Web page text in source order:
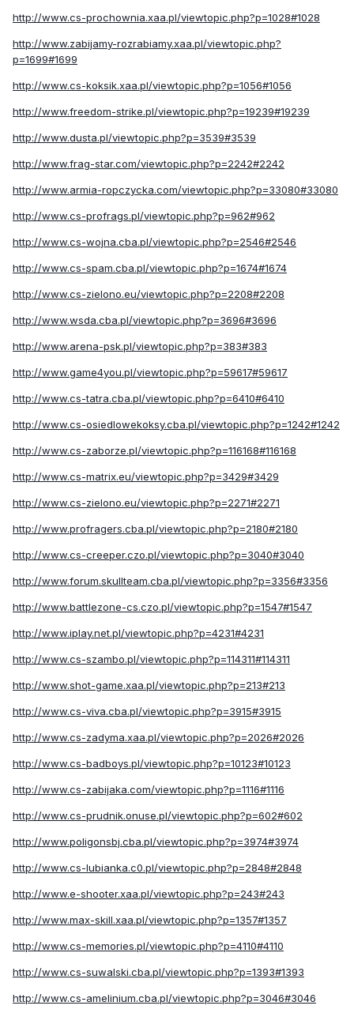
http://www.cs-prochownia.xaa.pl/viewtopic.php?p=1028#1028
http://www.zabijamy-rozrabiamy.xaa.pl/viewtopic.php?
p=1699#1699
http://www.cs-koksik.xaa.pl/viewtopic.php?p=1056#1056
http://www.freedom-strike.pl/viewtopic.php?p=19239#19239
http://www.dusta.pl/viewtopic.php?p=3539#3539
http://www.frag-star.com/viewtopic.php?p=2242#2242
http://www.armia-ropczycka.com/viewtopic.php?p=33080#33080
http://www.cs-profrags.pl/viewtopic.php?p=962#962
http://www.cs-wojna.cba.pl/viewtopic.php?p=2546#2546
http://www.cs-spam.cba.pl/viewtopic.php?p=1674#1674
http://www.cs-zielono.eu/viewtopic.php?p=2208#2208
http://www.wsda.cba.pl/viewtopic.php?p=3696#3696
http://www.arena-psk.pl/viewtopic.php?p=383#383
http://www.game4you.pl/viewtopic.php?p=59617#59617
http://www.cs-tatra.cba.pl/viewtopic.php?p=6410#6410
http://www.cs-osiedlowekoksy.cba.pl/viewtopic.php?p=1242#1242
http://www.cs-zaborze.pl/viewtopic.php?p=116168#116168
http://www.cs-matrix.eu/viewtopic.php?p=3429#3429
http://www.cs-zielono.eu/viewtopic.php?p=2271#2271
http://www.profragers.cba.pl/viewtopic.php?p=2180#2180
http://www.cs-creeper.czo.pl/viewtopic.php?p=3040#3040
http://www.forum.skullteam.cba.pl/viewtopic.php?p=3356#3356
http://www.battlezone-cs.czo.pl/viewtopic.php?p=1547#1547
http://www.iplay.net.pl/viewtopic.php?p=4231#4231
http://www.cs-szambo.pl/viewtopic.php?p=114311#114311
http://www.shot-game.xaa.pl/viewtopic.php?p=213#213
http://www.cs-viva.cba.pl/viewtopic.php?p=3915#3915
http://www.cs-zadyma.xaa.pl/viewtopic.php?p=2026#2026
http://www.cs-badboys.pl/viewtopic.php?p=10123#10123
http://www.cs-zabijaka.com/viewtopic.php?p=1116#1116
http://www.cs-prudnik.onuse.pl/viewtopic.php?p=602#602
http://www.poligonsbj.cba.pl/viewtopic.php?p=3974#3974
http://www.cs-lubianka.c0.pl/viewtopic.php?p=2848#2848
http://www.e-shooter.xaa.pl/viewtopic.php?p=243#243
http://www.max-skill.xaa.pl/viewtopic.php?p=1357#1357
http://www.cs-memories.pl/viewtopic.php?p=4110#4110
http://www.cs-suwalski.cba.pl/viewtopic.php?p=1393#1393
http://www.cs-amelinium.cba.pl/viewtopic.php?p=3046#3046